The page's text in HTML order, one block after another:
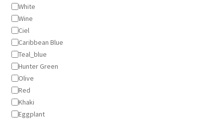
White
Wine
Ciel
Caribbean Blue
Teal_blue
Hunter Green
Olive
Red
Khaki
Eggplant